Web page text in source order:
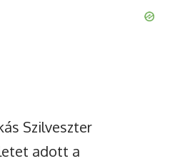
Szilveszter
adott a